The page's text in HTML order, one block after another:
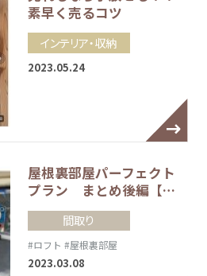
素早く売るコツ
インテリア・収納
2023.05.24
屋根裏部屋パーフェクト
プラン まとめ後編【…
間取り
#ロフト #屋根裏部屋
2023.03.08